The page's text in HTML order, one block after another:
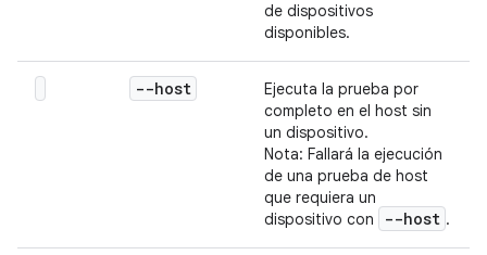
de dispositivos
disponibles.
--host
Ejecuta la prueba por
completo en el host sin
un dispositivo.
Nota: Fallará la ejecución
de una prueba de host
que requiera un
dispositivo con
--host .